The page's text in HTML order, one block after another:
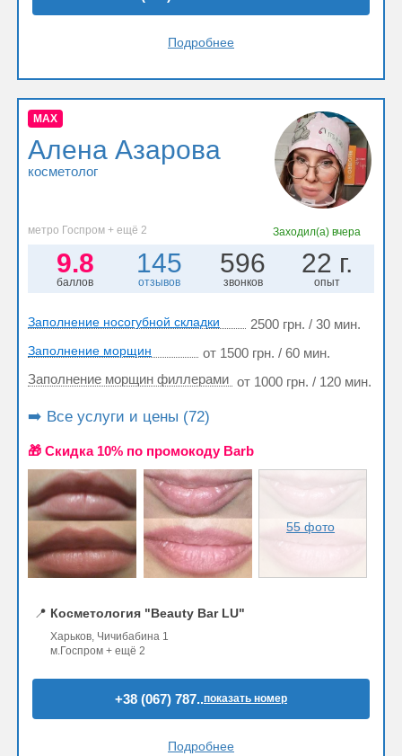
Подробнее
MAX
Алена Азарова
косметолог
метро Госпром + ещё 2 Заходил(а) вчера
9.8
баллов
145
отзывов
596
звонков
22 г.
опыт
Заполнение носогубной складки 2500 грн. / 30 мин.
Заполнение морщин
от 1500 грн. / 60 мин.
Заполнение морщин филлерами от 1000 грн. / 120 мин.
➡️ Все услуги и цены (72)
🎁 Cкидка 10% по промокоду Barb
55 фото
📍 Косметология "Beauty Bar LU"
Харьков, Чичибабина 1
м.Госпром + ещё 2
+38 (067) 787..показать номер
Подробнее